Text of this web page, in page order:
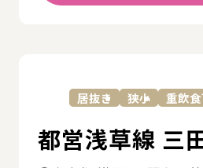
居抜き 狭小 重飲
都営浅草線 三